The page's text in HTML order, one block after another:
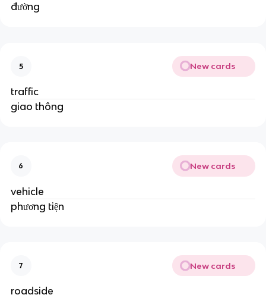
đường
5 New cards
traffic
giao thông
6 New cards
vehicle
phương tiện
7 New cards
roadside